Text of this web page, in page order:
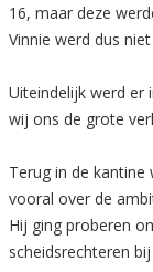
16, maar deze
Vinnie werd dus
Uiteindelijk werd er
wij ons de grote
Terug in de
vooral over de
Hij ging proberen
scheidsrechteren